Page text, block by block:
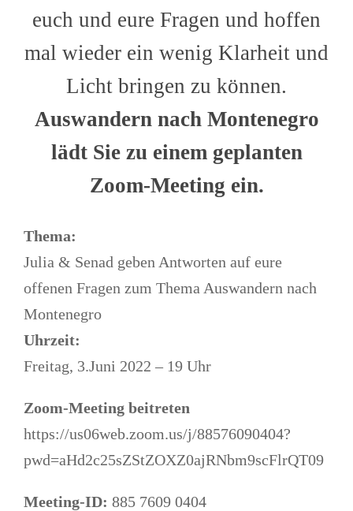
euch und eure Fragen und hoffen
mal wieder ein wenig Klarheit und
Licht bringen zu können.
Auswandern nach Montenegro
lädt Sie zu einem geplanten
Zoom-Meeting ein.
Thema:
Julia & Senad geben Antworten auf eure
offenen Fragen zum Thema Auswandern nach
Montenegro
Uhrzeit:
Freitag, 3.Juni 2022 – 19 Uhr
Zoom-Meeting beitreten
https://us06web.zoom.us/j/88576090404?
pwd=aHd2c25sZStZOXZ0ajRNbm9scFlrQT09
Meeting-ID: 885 7609 0404